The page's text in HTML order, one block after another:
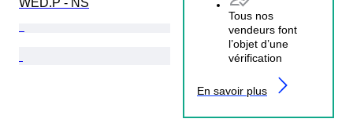
Tous nos
vendeurs font
l’objet d’une
vérification
En savoir plus